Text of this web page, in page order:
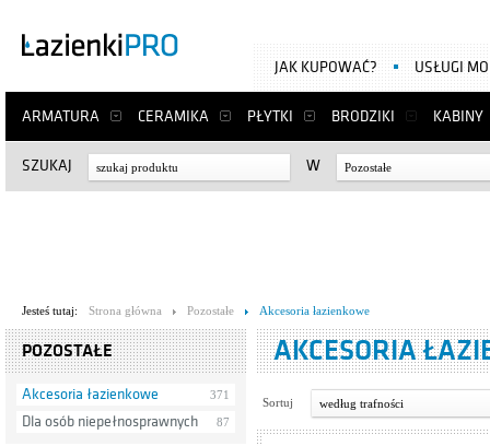
ARMATURA CERAMIKA PŁYTKI BRODZIKI KABINY
JAK KUPOWAĆ? USŁUGI
SZUKAJ W Pozostałe
Jesteś tutaj: Strona główna Pozostałe Akcesoria łazienkowe
POZOSTAŁE
Akcesoria łazienkowe 371
Dla osób niepełnosprawnych 87
AKCESORIA
Sortuj według trafności